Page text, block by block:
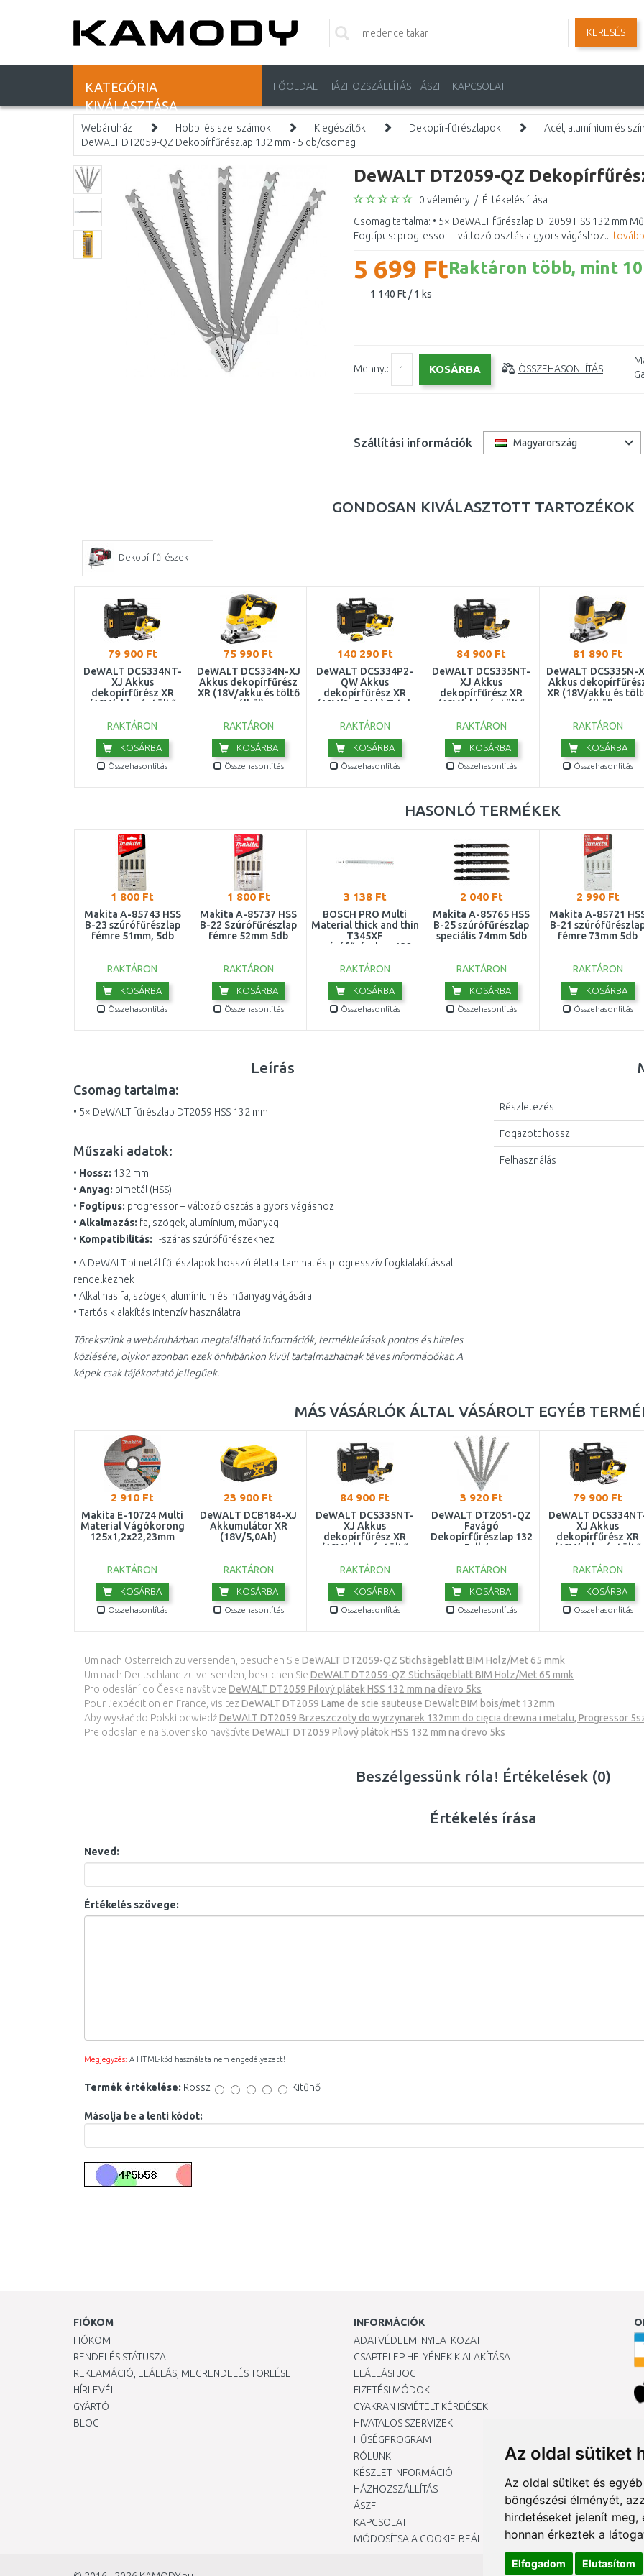
Az oldal sütiket
Az oldal sütiket és
böngészési élményét,
hirdetéseket jelenít
honnan érkeztek a
Elfogadom Elutasítom
KERESÉS
KATEGÓRIA
KIVÁLASZTÁSA
FŐOLDAL HÁZHOZSZÁLLÍTÁS ÁSZF KAPCSOLAT
Webáruház Hobbi és szerszámok Kiegészítők Dekopír-fűrészlapok
Acél, alumínium és
DeWALT DT2059-QZ Dekopírfűrészlap 132 mm - 5 db/csomag
DeWALT DT2059-QZ
0 vélemény / Értékelés írása
Csomag tartalma: • 5× DeWALT fűrészlap DT2059 HSS 132 mm
Fogtípus: progressor – változó osztás a gyors vágáshoz...
5 699 Ft
1 140 Ft / 1 ks
Raktáron több, mint
Menny.: ÖSSZEHASONLÍTÁS
Szállítási információk Magyarország
GONDOSAN KIVÁLASZTOTT TARTOZÉKOK
Dekopírfűrészek
79 900 Ft
DeWALT DCS334NT-
XJ Akkus
dekopírfűrész XR
(18V/akku és töltő
RAKTÁRON
KOSÁRBA
Összehasonlítás
75 990 Ft
DeWALT DCS334N-XJ
Akkus dekopírfűrész
XR (18V/akku és töltő
nélkül)
RAKTÁRON
KOSÁRBA
Összehasonlítás
140 290 Ft
DeWALT DCS334P2-
QW Akkus
dekopírfűrész XR
(18V/2x5,0Ah) Tstak
RAKTÁRON
KOSÁRBA
Összehasonlítás
84 900 Ft
DeWALT DCS335NT-
XJ Akkus
dekopírfűrész XR
(18V/akku és töltő
RAKTÁRON
KOSÁRBA
Összehasonlítás
81 890 Ft
DeWALT DCS335N-
Akkus
XR (18V/akku és
nélkül)
RAKTÁRON
KOSÁRBA
Összehasonlítás
HASONLÓ TERMÉKEK
1 800 Ft
Makita A-85743 HSS
B-23 szúrófűrészlap
fémre 51mm, 5db
RAKTÁRON
KOSÁRBA
Összehasonlítás
1 800 Ft
Makita A-85737 HSS
B-22 Szúrófűrészlap
fémre 52mm 5db
RAKTÁRON
KOSÁRBA
Összehasonlítás
3 138 Ft
BOSCH PRO Multi
Material thick and thin
T345XF
szúrófűrészlap, 132
RAKTÁRON
KOSÁRBA
Összehasonlítás
2 040 Ft
Makita A-85765 HSS
B-25 szúrófűrészlap
speciális 74mm 5db
RAKTÁRON
KOSÁRBA
Összehasonlítás
2 990 Ft
Makita A-85721
B-21
fémre 73mm 5db
RAKTÁRON
KOSÁRBA
Összehasonlítás
Leírás
Csomag tartalma:
• 5× DeWALT fűrészlap DT2059 HSS 132 mm
Műszaki adatok:
• Hossz: 132 mm
• Anyag: bimetál (HSS)
• Fogtípus: progressor – változó osztás a gyors vágáshoz
• Alkalmazás: fa, szögek, alumínium, műanyag
• Kompatibilitás: T-száras szúrófűrészekhez
• A DeWALT bimetál fűrészlapok hosszú élettartammal és progresszív fogkialakítással
rendelkeznek
• Alkalmas fa, szögek, alumínium és műanyag vágására
• Tartós kialakítás intenzív használatra
Törekszünk a webáruházban megtalálható információk, termékleírások pontos és hiteles
közlésére, olykor azonban ezek önhibánkon kívül tartalmazhatnak téves információkat. A
képek csak tájékoztató jellegűek.
Részletezés
Fogazott hossz
Felhasználás
MÁS VÁSÁRLÓK ÁLTAL VÁSÁROLT EGYÉB
2 910 Ft
Makita E-10724 Multi
Material Vágókorong
125x1,2x22,23mm
RAKTÁRON
KOSÁRBA
Összehasonlítás
23 900 Ft
DeWALT DCB184-XJ
Akkumulátor XR
(18V/5,0Ah)
RAKTÁRON
KOSÁRBA
Összehasonlítás
84 900 Ft
DeWALT DCS335NT-
XJ Akkus
dekopírfűrész XR
(18V/akku és töltő
RAKTÁRON
KOSÁRBA
Összehasonlítás
3 920 Ft
DeWALT DT2051-QZ
Favágó
Dekopírfűrészlap 132
mm - 5 db/csomag
RAKTÁRON
KOSÁRBA
Összehasonlítás
79 900 Ft
DeWALT
XJ Akkus
dekopírfűrész XR
(18V/akku és töltő
RAKTÁRON
KOSÁRBA
Összehasonlítás
Um nach Österreich zu versenden, besuchen Sie DeWALT DT2059-QZ Stichsägeblatt BIM Holz/Met 65 mmk
Um nach Deutschland zu versenden, besuchen Sie DeWALT DT2059-QZ Stichsägeblatt BIM Holz/Met 65 mmk
Pro odeslání do Česka navštivte DeWALT DT2059 Pilový plátek HSS 132 mm na dřevo 5ks
Pour l’expédition en France, visitez DeWALT DT2059 Lame de scie sauteuse DeWalt BIM bois/met 132mm
Aby wysłać do Polski odwiedźDeWALT DT2059 Brzeszczoty do wyrzynarek 132mm do cięcia drewna i metalu, Progressor
Pre odoslanie na Slovensko navštívte DeWALT DT2059 Pílový plátok HSS 132 mm na drevo 5ks
Beszélgessünk róla! Értékelések (0)
Értékelés írása
Neved:
Értékelés szövege:
Megjegyzés: A HTML-kód használata nem engedélyezett!
Termék értékelése: Rossz Kitűnő
Másolja be a lenti kódot:
FIÓKOM
FIÓKOM
RENDELÉS STÁTUSZA
REKLAMÁCIÓ, ELÁLLÁS, MEGRENDELÉS TÖRLÉSE
HÍRLEVÉL
GYÁRTÓ
BLOG
INFORMÁCIÓK
ADATVÉDELMI NYILATKOZAT
CSAPTELEP HELYÉNEK KIALAKÍTÁSA
ELÁLLÁSI JOG
FIZETÉSI MÓDOK
GYAKRAN ISMÉTELT KÉRDÉSEK
HIVATALOS SZERVIZEK
HŰSÉGPROGRAM
RÓLUNK
KÉSZLET INFORMÁCIÓ
HÁZHOZSZÁLLÍTÁS
ÁSZF
KAPCSOLAT
MÓDOSÍTSA A COOKIE-BEÁLLÍTÁSAIMAT